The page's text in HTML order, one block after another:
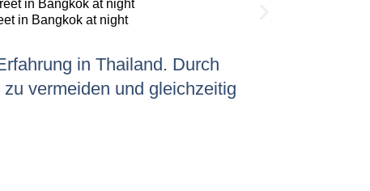
in Bangkok at night
in Thailand. Durch
vermeiden und gleichzeitig